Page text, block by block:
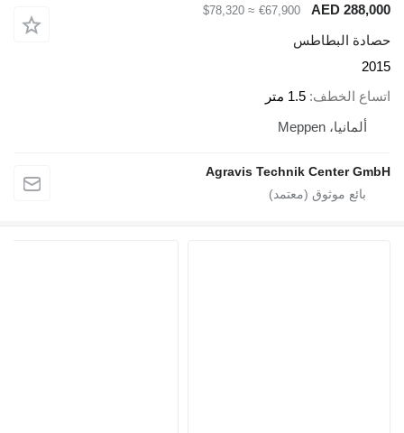
AED 288,000
€67,900
≈ $78,320
حصادة البطاطس
2015
اتساع الخطف 1.5 متر
ألمانيا، Meppen
Agravis Technik Center GmbH